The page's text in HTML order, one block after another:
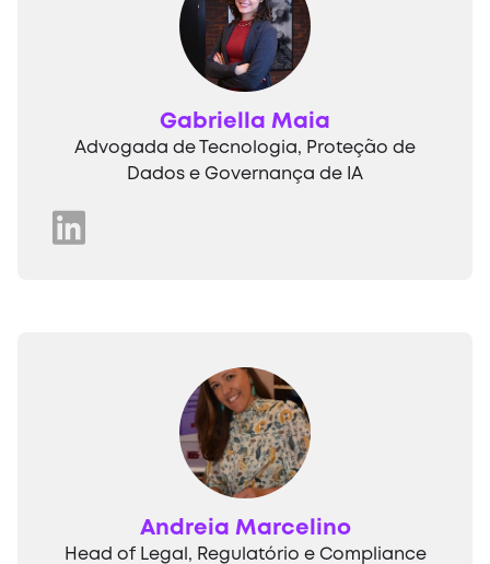
Gabriella Maia
Advogada de Tecnologia, Proteção de
Dados e Governança de IA
Andreia Marcelino
Head of Legal, Regulatório e Compliance